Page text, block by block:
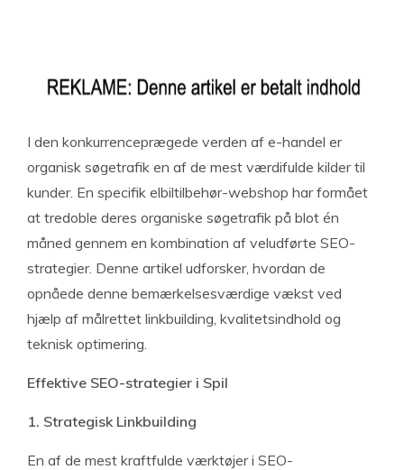
I den konkurrenceprægede verden af e-handel er
organisk søgetrafik en af de mest værdifulde kilder til
kunder. En specifik elbiltilbehør-webshop har formået
at tredoble deres organiske søgetrafik på blot én
måned gennem en kombination af veludførte SEO-
strategier. Denne artikel udforsker, hvordan de
opnåede denne bemærkelsesværdige vækst ved
hjælp af målrettet linkbuilding, kvalitetsindhold og
teknisk optimering.
Effektive SEO-strategier i Spil
1. Strategisk Linkbuilding
En af de mest kraftfulde værktøjer i SEO-